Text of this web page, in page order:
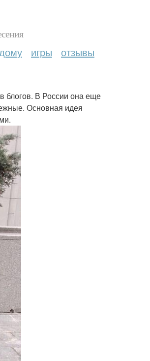
игры отзывы
блогов. В России она еще
Основная идея